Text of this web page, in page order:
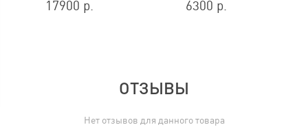
17900 р. 6300 р.
ОТЗЫВЫ
Нет отзывов для данного товара